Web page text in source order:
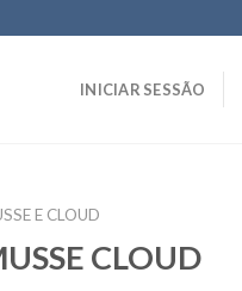
INICIAR SESSÃO
E CLOUD
CLOUD